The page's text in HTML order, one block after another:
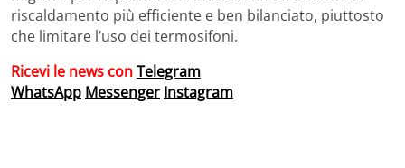
riscaldamento più efficiente e ben bilanciato, piuttosto
che limitare l’uso dei termosifoni.
Ricevi le news conTelegram
WhatsApp Messenger Instagram